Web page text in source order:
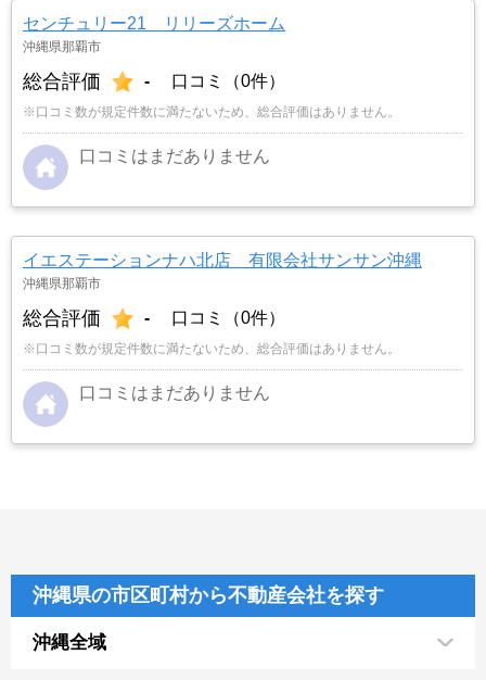
センチュリー21 リリーズホーム
沖縄県那覇市
総合評価 - 口コミ（0件）
※口コミ数が規定件数に満たないため、総合評価はありません。
口コミはまだありません
イエステーションナハ北店 有限会社サンサン沖縄
沖縄県那覇市
総合評価 - 口コミ（0件）
※口コミ数が規定件数に満たないため、総合評価はありません。
口コミはまだありません
沖縄県の市区町村から不動産会社を探す
沖縄全域